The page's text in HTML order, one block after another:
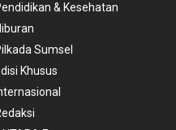
& Kesehatan
Sumsel
Khusus